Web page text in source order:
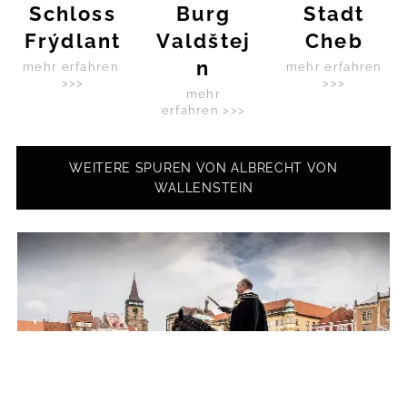
Schloss
Frýdlant
mehr erfahren
>>>
Burg
Valdštej
n
mehr
erfahren >>>
Stadt
Cheb
mehr erfahren
>>>
WEITERE SPUREN VON ALBRECHT VON
WALLENSTEIN